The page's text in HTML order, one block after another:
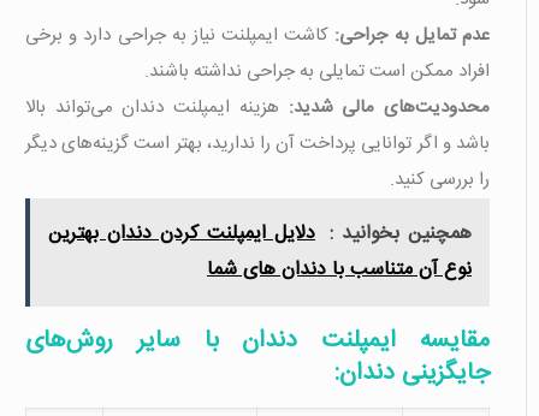
عدم تمایل به جراحی: کاشت ایمپلنت نیاز به جراحی دارد و برخی
افراد ممکن است تمایلی به جراحی نداشته باشند.
محدودیت‌های مالی شدید: هزینه ایمپلنت دندان می‌تواند بالا
باشد و اگر توانایی پرداخت آن را ندارید، بهتر است گزینه‌های دیگر
را بررسی کنید.
همچنین بخوانید : دلایل ایمپلنت کردن دندان بهترین
نوع آن متناسب با دندان های شما
مقایسه ایمپلنت دندان با سایر روش‌های
جایگزینی دندان: